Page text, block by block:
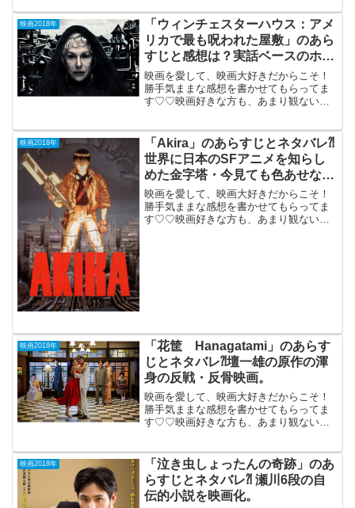
後、生き残った一人の女性と男性二人の
心理サスペン...
映画2018年
「ウィンチェスターハウス：アメ
リカで最も呪われた屋敷」のあら
すじと感想は？実話ベースのホラ
ー。
映画を愛して、映画大好きだからこそ！
勝手気ままな感想を書かせてもらってま
す♡♡映画好きな方も、あまり観ない方
敷」 2018年6月29日公開（99分）実在
の幽霊屋...
映画2018年
「Akira」のあらすじとネタバレ⁈
世界に日本のSFアニメを知らし
めた金字塔・今見ても色あせない
傑作。
映画を愛して、映画大好きだからこそ！
勝手気ままな感想を書かせてもらってま
す♡♡映画好きな方も、あまり観ない方
映画2018年
「花筐 Hanagatami」のあらす
じとネタバレ⁈壇一雄の原作の渾
身の反戦・反骨映画。
映画を愛して、映画大好きだからこそ！
勝手気ままな感想を書かせてもらってま
す♡♡映画好きな方も、あまり観ない方
月16日公開（169分）壇一雄の原作を
余...
映画2018年
「泣き虫しょったんの奇跡」のあ
らすじとネタバレ⁈ 瀬川6段の自
伝的小説を映画化。